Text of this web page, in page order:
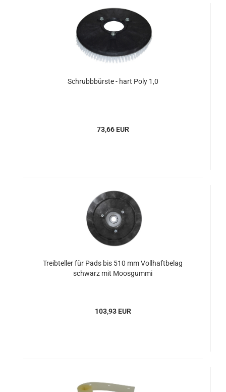
Schrubbbürste - hart Poly 1,0
73,66 EUR
Treibteller für Pads bis 510 mm Vollhaftbelag
schwarz mit Moosgummi
103,93 EUR